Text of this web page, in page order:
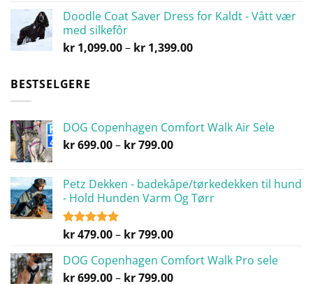
Doodle Coat Saver Dress for Kaldt - Vått vær
med silkefôr
kr 1,099.00– kr 1,399.00Prisområde:
BESTSELGERE
DOG Copenhagen Comfort Walk Air Sele
kr699.00– kr799.00Prisområde:
kr 799.00
Petz Dekken - badekåpe/tørkedekken til hund
- Hold Hunden Varm Og Tørr
Vurdert
kr479.00– kr799.00Prisområde:
til
kr 799.00
DOG Copenhagen Comfort Walk Pro sele
kr699.00– kr799.00Prisområde: